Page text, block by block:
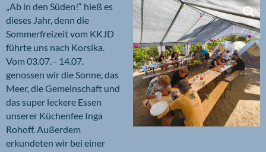
„Ab in den Süden!“ hieß es
dieses Jahr, denn die
Sommerfreizeit vom KKJD
führte uns nach Korsika.
Vom 03.07. - 14.07.
genossen wir die Sonne, das
Meer, die Gemeinschaft und
das super leckere Essen
unserer Küchenfee Inga
Rohoff. Außerdem
erkundeten wir bei einer